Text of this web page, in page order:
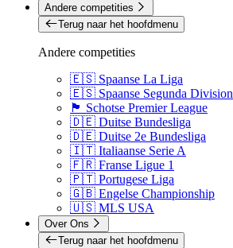
Andere competities
Terug naar het hoofdmenu
Andere competities
🇪🇸 Spaanse La Liga
🇪🇸 Spaanse Segunda Division
🏴󠁧󠁢󠁳󠁣󠁴󠁿 Schotse Premier League
🇩🇪 Duitse Bundesliga
🇩🇪 Duitse 2e Bundesliga
🇮🇹 Italiaanse Serie A
🇫🇷 Franse Ligue 1
🇵🇹 Portugese Liga
🇬🇧 Engelse Championship
🇺🇸 MLS USA
Over Ons
Terug naar het hoofdmenu